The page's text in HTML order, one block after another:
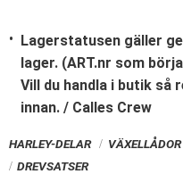
Lagerstatusen gäller
lager. (ART.nr som
Vill du handla i butik så
innan. / Calles Crew
HARLEY-DELAR
DREVSATSER